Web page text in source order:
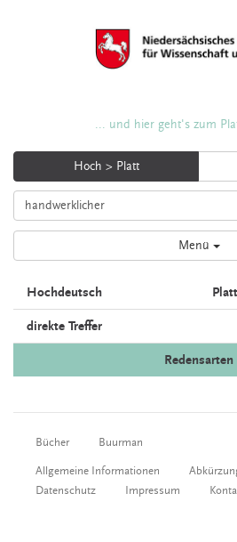
... und hier geht's zum
Hoch > Platt
Menü
Hochdeutsch
direkte Treffer
Redensarten
Bücher Buurman
Allgemeine Informationen
Datenschutz
Impressum